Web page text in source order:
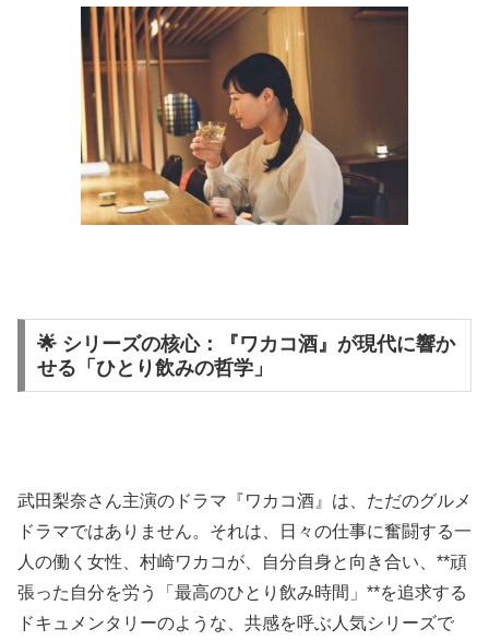
🌟 シリーズの核心：『ワカコ酒』が現代に響か
せる「ひとり飲みの哲学」
武田梨奈さん主演のドラマ『ワカコ酒』は、ただのグルメ
ドラマではありません。それは、日々の仕事に奮闘する一
人の働く女性、村崎ワカコが、自分自身と向き合い、**頑
張った自分を労う「最高のひとり飲み時間」**を追求する
ドキュメンタリーのような、共感を呼ぶ人気シリーズで